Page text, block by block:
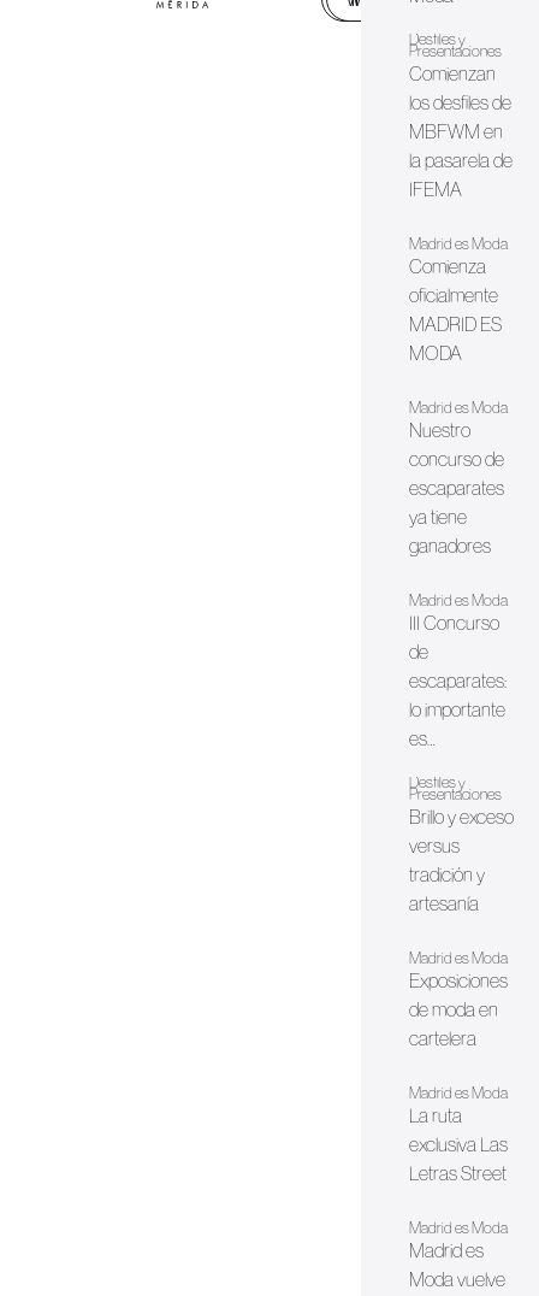
Desfiles y
Presentaciones
Comienzan
los desfiles de
MBFWM en
la pasarela de
IFEMA
Madrid es Moda
Comienza
oficialmente
MADRID ES
MODA
Madrid es Moda
Nuestro
concurso de
escaparates
ya tiene
ganadores
Madrid es Moda
III Concurso
de
escaparates:
lo importante
es…
Desfiles y
Presentaciones
Brillo y exceso
versus
tradición y
artesanía
Madrid es Moda
Exposiciones
de moda en
cartelera
Madrid es Moda
La ruta
exclusiva Las
Letras Street
Madrid es Moda
Madrid es
Moda vuelve